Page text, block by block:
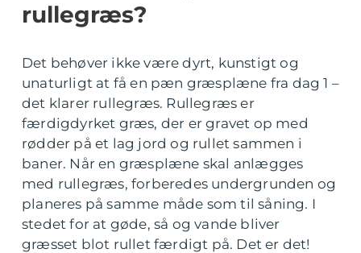
rullegræs?
Det behøver ikke være dyrt, kunstigt og
unaturligt at få en pæn græsplæne fra dag 1 –
det klarer rullegræs. Rullegræs er
færdigdyrket græs, der er gravet op med
rødder på et lag jord og rullet sammen i
baner. Når en græsplæne skal anlægges
med rullegræs, forberedes undergrunden og
planeres på samme måde som til såning. I
stedet for at gøde, så og vande bliver
græsset blot rullet færdigt på. Det er det!